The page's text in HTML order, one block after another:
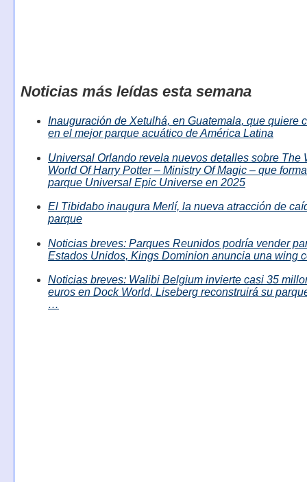
Noticias más leídas esta semana
Inauguración de Xetulhá, en Guatemala, que quiere
en el mejor parque acuático de América Latina
Universal Orlando revela nuevos detalles sobre The
World Of Harry Potter – Ministry Of Magic – que
parque Universal Epic Universe en 2025
El Tibidabo inaugura Merlí, la nueva atracción de
parque
Noticias breves: Parques Reunidos podría vender
Estados Unidos, Kings Dominion anuncia una wing
Noticias breves: Walibi Belgium invierte casi 35
euros en Dock World, Liseberg reconstruirá su
…